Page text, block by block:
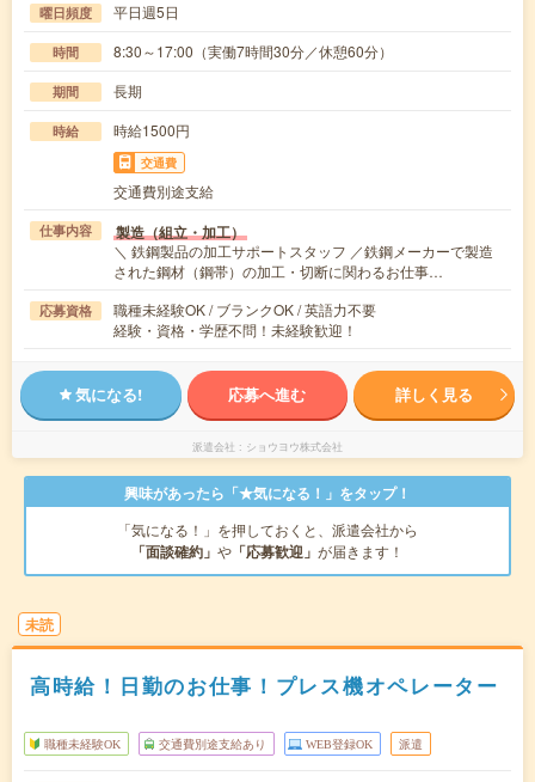
曜日頻度 平日週5日
時間 8:30～17:00（実働7時間30分／休憩60分）
期間 長期
時給 時給1500円
交通費
交通費別途支給
仕事内容 製造（組立・加工）
＼ 鉄鋼製品の加工サポートスタッフ ／鉄鋼メーカーで製造
された鋼材（鋼帯）の加工・切断に関わるお仕事…
応募資格
職種未経験OK / ブランクOK / 英語力不要
経験・資格・学歴不問！未経験歓迎！
気になる! 応募へ進む 詳しく見る
派遣会社 ショウヨウ株式会社
興味があったら「★気になる！」をタップ！
「気になる！」を押しておくと、派遣会社から
「面談確約」 や 「応募歓迎」 が届きます！
未読
高時給！日勤のお仕事！プレス機オペレーター
職種未経験OK 交通費別途支給あり WEB登録OK 派遣